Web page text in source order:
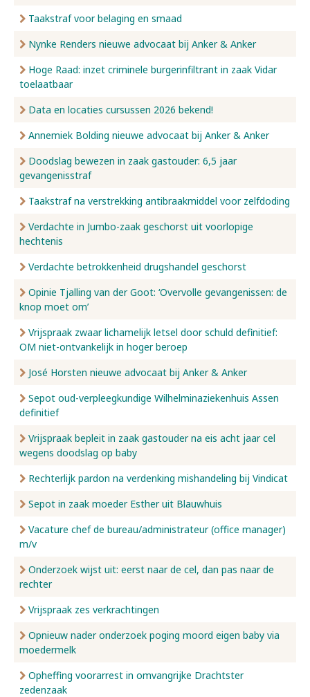
Taakstraf voor belaging en smaad
Nynke Renders nieuwe advocaat bij Anker & Anker
Hoge Raad: inzet criminele burgerinfiltrant in zaak Vidar
toelaatbaar
Data en locaties cursussen 2026 bekend!
Annemiek Bolding nieuwe advocaat bij Anker & Anker
Doodslag bewezen in zaak gastouder: 6,5 jaar
gevangenisstraf
Taakstraf na verstrekking antibraakmiddel voor zelfdoding
Verdachte in Jumbo-zaak geschorst uit voorlopige
hechtenis
Verdachte betrokkenheid drugshandel geschorst
Opinie Tjalling van der Goot: ‘Overvolle gevangenissen: de
knop moet om’
Vrijspraak zwaar lichamelijk letsel door schuld definitief:
OM niet-ontvankelijk in hoger beroep
José Horsten nieuwe advocaat bij Anker & Anker
Sepot oud-verpleegkundige Wilhelminaziekenhuis Assen
definitief
Vrijspraak bepleit in zaak gastouder na eis acht jaar cel
wegens doodslag op baby
Rechterlijk pardon na verdenking mishandeling bij Vindicat
Sepot in zaak moeder Esther uit Blauwhuis
Vacature chef de bureau/administrateur (office manager)
m/v
Onderzoek wijst uit: eerst naar de cel, dan pas naar de
rechter
Vrijspraak zes verkrachtingen
Opnieuw nader onderzoek poging moord eigen baby via
moedermelk
Opheffing voorarrest in omvangrijke Drachtster
zedenzaak